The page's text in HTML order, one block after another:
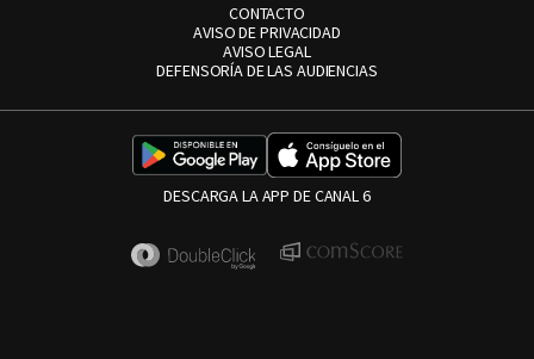
CONTACTO
AVISO DE PRIVACIDAD
AVISO LEGAL
DEFENSORÍA DE LAS AUDIENCIAS
DESCARGA LA APP DE CANAL 6